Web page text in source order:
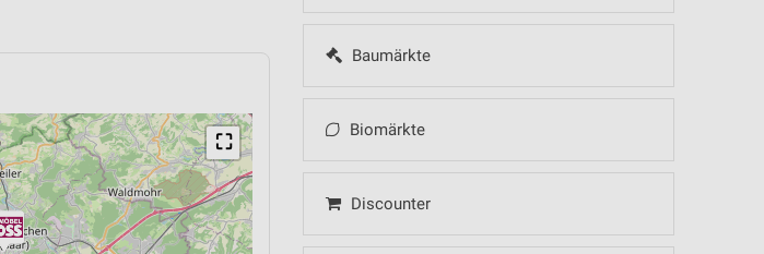
Baumärkte
Biomärkte
Discounter
⛶